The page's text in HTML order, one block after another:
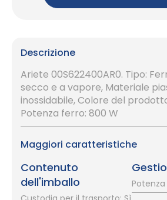
Descrizione
Ariete 00S622400AR0. Tipo:
secco e a vapore, Materiale
inossidabile, Colore del
Potenza ferro: 800 W
Maggiori caratteristiche
Contenuto
dell'imballo